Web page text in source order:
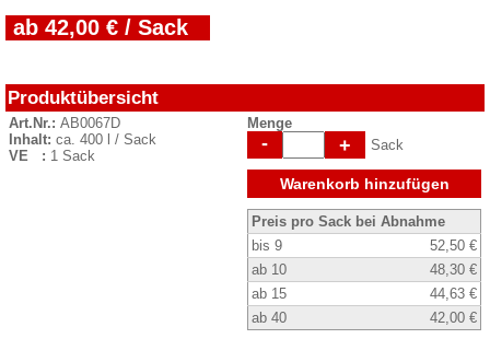
ab 42,00 € / Sack
Produktübersicht
Art.Nr.: AB0067D
Inhalt: ca. 400 l / Sack
VE : 1 Sack
Menge
- + Sack
Warenkorb hinzufügen
Preis pro Sack bei Abnahme
bis 9
52,50 €
ab 10
48,30 €
ab 15
44,63 €
ab 40
42,00 €